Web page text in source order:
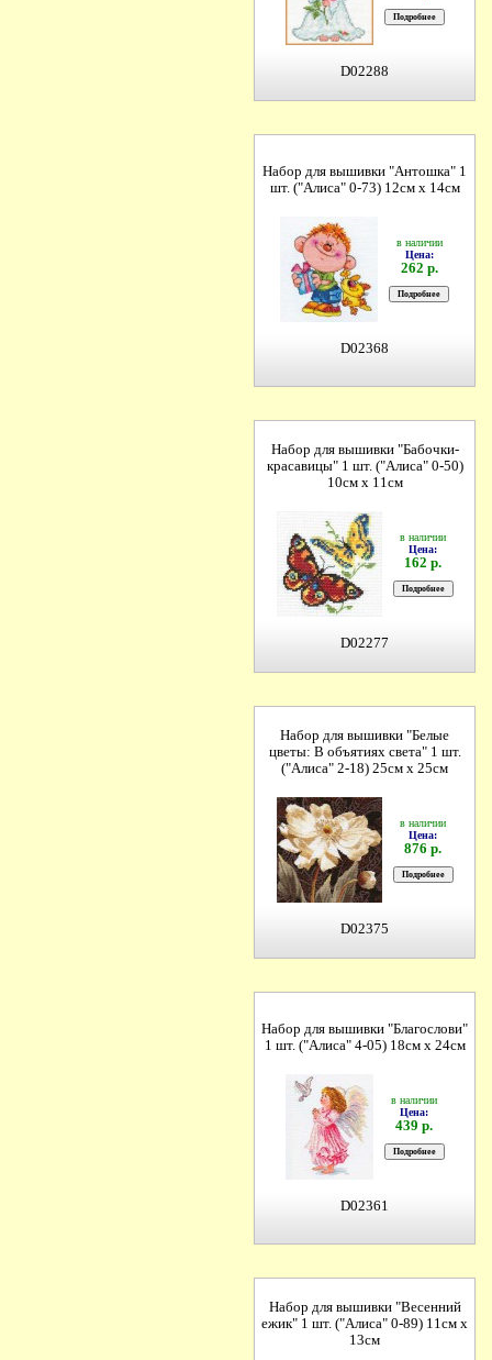
D02288
Набор для вышивки "Антошка" 1
шт. ("Алиса" 0-73) 12см х 14см
в наличии
Цена:
262 р.
D02368
Набор для вышивки "Бабочки-
красавицы" 1 шт. ("Алиса" 0-50)
10см х 11см
в наличии
Цена:
162 р.
D02277
Набор для вышивки "Белые
цветы: В объятиях света" 1 шт.
("Алиса" 2-18) 25см х 25см
в наличии
Цена:
876 р.
D02375
Набор для вышивки "Благослови"
1 шт. ("Алиса" 4-05) 18см х 24см
в наличии
Цена:
439 р.
D02361
Набор для вышивки "Весенний
ежик" 1 шт. ("Алиса" 0-89) 11см х
13см